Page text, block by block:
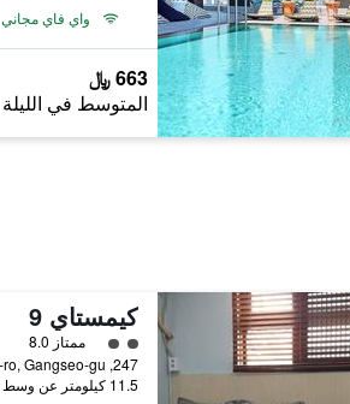
واي فاي مجاني
663 ﷼
المتوسط في الليلة
كيمستاي 9
تقييم فئة 2
ممتاز 8.0
11.5 كيلومتر عن وسط المدينة